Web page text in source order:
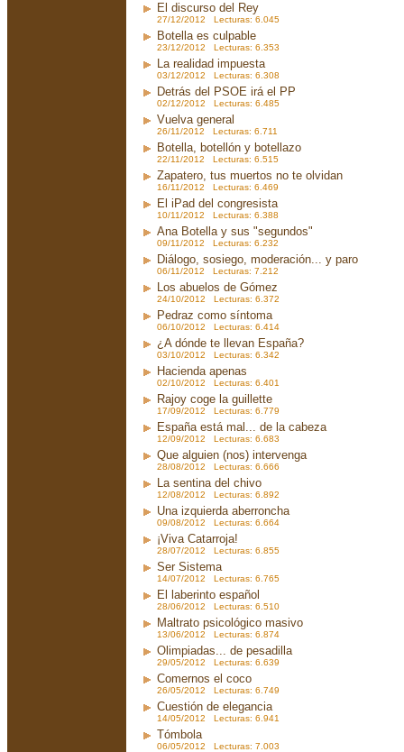
El discurso del Rey
27/12/2012 Lecturas: 6.045
Botella es culpable
23/12/2012 Lecturas: 6.353
La realidad impuesta
03/12/2012 Lecturas: 6.308
Detrás del PSOE irá el PP
02/12/2012 Lecturas: 6.485
Vuelva general
26/11/2012 Lecturas: 6.711
Botella, botellón y botellazo
22/11/2012 Lecturas: 6.515
Zapatero, tus muertos no te olvidan
16/11/2012 Lecturas: 6.469
El iPad del congresista
10/11/2012 Lecturas: 6.388
Ana Botella y sus "segundos"
09/11/2012 Lecturas: 6.232
Diálogo, sosiego, moderación... y paro
06/11/2012 Lecturas: 7.212
Los abuelos de Gómez
24/10/2012 Lecturas: 6.372
Pedraz como síntoma
06/10/2012 Lecturas: 6.414
¿A dónde te llevan España?
03/10/2012 Lecturas: 6.342
Hacienda apenas
02/10/2012 Lecturas: 6.401
Rajoy coge la guillette
17/09/2012 Lecturas: 6.779
España está mal... de la cabeza
12/09/2012 Lecturas: 6.683
Que alguien (nos) intervenga
28/08/2012 Lecturas: 6.666
La sentina del chivo
12/08/2012 Lecturas: 6.892
Una izquierda aberroncha
09/08/2012 Lecturas: 6.664
¡Viva Catarroja!
28/07/2012 Lecturas: 6.855
Ser Sistema
14/07/2012 Lecturas: 6.765
El laberinto español
28/06/2012 Lecturas: 6.510
Maltrato psicológico masivo
13/06/2012 Lecturas: 6.874
Olimpiadas... de pesadilla
29/05/2012 Lecturas: 6.639
Comernos el coco
26/05/2012 Lecturas: 6.749
Cuestión de elegancia
14/05/2012 Lecturas: 6.941
Tómbola
06/05/2012 Lecturas: 7.003